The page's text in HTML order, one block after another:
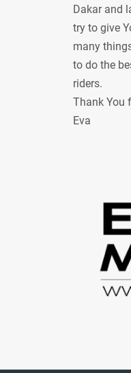
Dakar and
try to give
many
to do the
riders.
Thank You
Eva